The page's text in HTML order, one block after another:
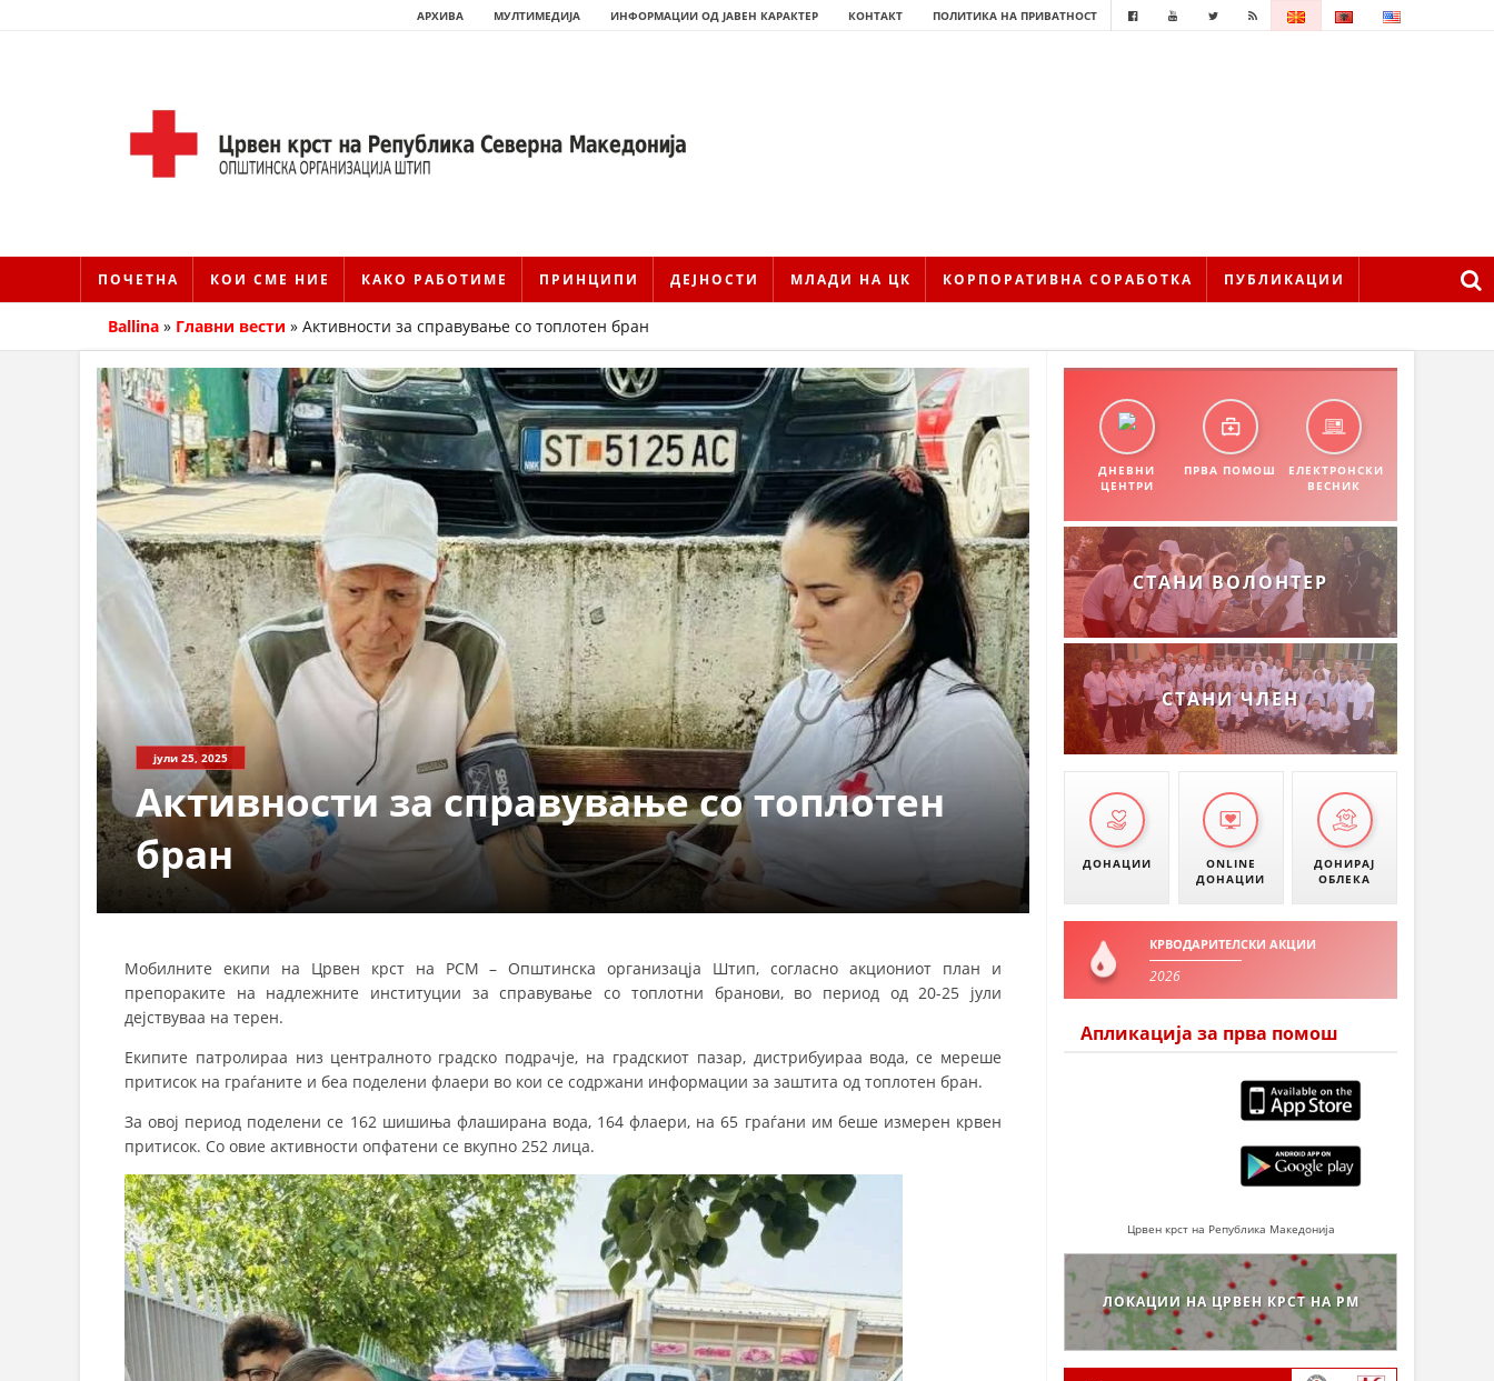
АРХИВА МУЛТИМЕДИЈА ИНФОРМАЦИИ ОД ЈАВЕН КАРАКТЕР КОНТАКТ ПОЛИТИКА НА ПРИВАТНОСТ
ПОЧЕТНА КОИ СМЕ НИЕ КАКО РАБОТИМЕ ПРИНЦИПИ ДЕЈНОСТИ МЛАДИ НА ЦК КОРПОРАТИВНА СОРАБОТКА ПУБЛИКАЦИИ
ИСТОРИЈАТ НА ЦКРМ
ИСТОРИЈАТ НА ДВИЖЕЊЕТО
СТРУКТУРА НА ОРГАНИЗАЦИЈАТА
КОНТАКТ ИНФОРМАЦИИ
ЧЛЕНСТВО ВО ПРОФЕСИОНАЛНИ ТЕЛА
ЗАКОН ЗА ЦКРМ
СТАТУТ НА ЦКРМ
ОРГАНИЗАЦИЈА И РАЗВОЈ
РАКОВОДЕН ОДБОР
СТРУКТУРА И ОРГАНИЗАЦИОНА ПОСТАВЕНОСТ
MЕЃУНАРОДНО ХУМАНИТАРНО ПРАВО
СОЦИЈАЛНО ХУМАНИТАРНА ДЕЈНОСТ
КАКО ДА ДОНИРАТЕ
ПОДГОТВЕНОСТ И ДЕЈСТВО ПРИ КАТАСТРОФИ
ТИМОВИ НА ООЦК
СПАСИТЕЛНА СТАНИЦА ВОДНО
Ballina » Главни вести » Активности за справување со топлотен бран
јули 25, 2025
Активности за справување со топлотен
бран
Мобилните екипи на Црвен крст на РСМ – Општинска организацја Штип, согласно акциониот план и
препораките на надлежните институции за справување со топлотни бранови, во период од 20-25 јули
дејствуваа на терен.
Екипите патролираа низ централното градско подрачје, на градскиот пазар, дистрибуираа вода, се мереше
притисок на граѓаните и беа поделени флаери во кои се содржани информации за заштита од топлотен бран.
За овој период поделени се 162 шишиња флаширана вода, 164 флаери, на 65 граѓани им беше измерен крвен
притисок. Со овие активности опфатени се вкупно 252 лица.
ДНЕВНИ
ЦЕНТРИ
ПРВА ПОМОШ
ЕЛЕКТРОНСКИ
ВЕСНИК
СТАНИ ВОЛОНТЕР
СТАНИ ЧЛЕН
ДОНАЦИИ
ONLINE
ДОНАЦИИ
ДОНИРАЈ
ОБЛЕКА
КРВОДАРИТЕЛСКИ АКЦИИ
2026
Апликација за прва помош
Црвен крст на Република Македонија
ЛОКАЦИИ НА ЦРВЕН КРСТ НА РМ